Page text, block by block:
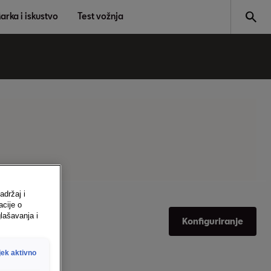
i iskustvo Test vožnja
Konfiguriranje
i
o
i
aktivno